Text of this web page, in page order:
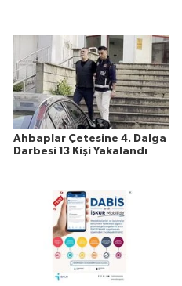
Ahbaplar Çetesine 4. Dalga
Darbesi 13 Kişi Yakalandı